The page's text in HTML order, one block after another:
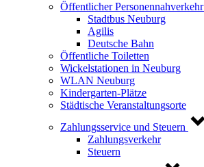
Öffentlicher Personennahverkehr
Stadtbus Neuburg
Agilis
Deutsche Bahn
Öffentliche Toiletten
Wickelstationen in Neuburg
WLAN Neuburg
Kindergarten-Plätze
Städtische Veranstaltungsorte
Zahlungsservice und Steuern
Zahlungsverkehr
Steuern